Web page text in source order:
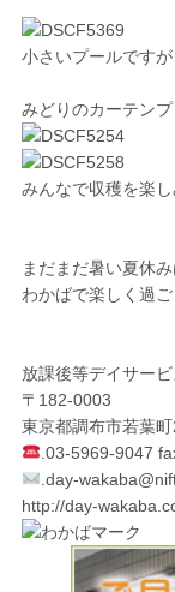
小さいプールです
みどりのカーテン
みんなで収穫を楽
まだまだ暑い夏休み
わかばで楽しく過
放課後等デイサー
〒182-0003
東京都調布市若葉
.03-5969-9047
day-
http://day-